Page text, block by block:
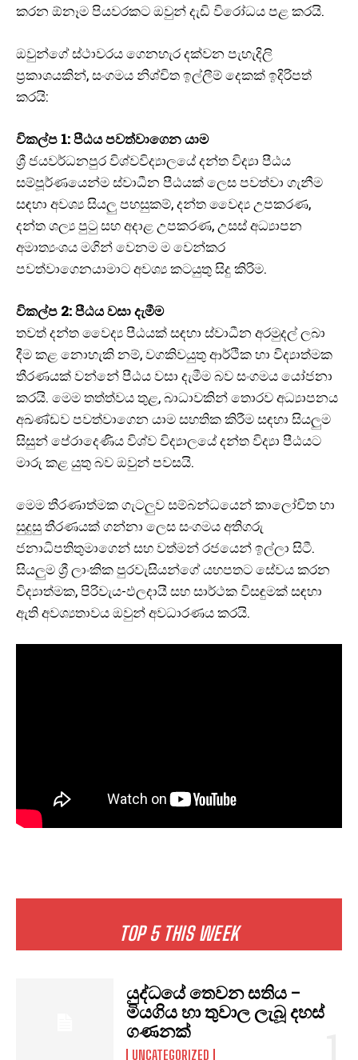
I've read and accept thePrivacy Policy.
TOP 5 THIS WEEK
යුද්ධයේ තෙවන සතිය –
මියගිය හා තුවාල ලැබූ දහස්
ගණනක්
UNCATEGORIZED
කරන ඕනෑම පියවරකට ඔවුන් දැඩි විරෝධය පළ කරයි.
ඔවුන්ගේ ස්ථාවරය ගෙනහැර දක්වන පැහැදිලි
ප්‍රකාශයකින්, සංගමය නිශ්චිත ඉල්ලීම් දෙකක් ඉදිරිපත්
කරයි:
විකල්ප 1: පීඨය පවත්වාගෙන යාම
ශ්‍රී ජයවර්ධනපුර විශ්වවිද්‍යාලයේ දන්ත විද්‍යා පීඨය
සම්පූර්ණයෙන්ම ස්වාධීන පීඨයක් ලෙස පවත්වා ගැනීම
සඳහා අවශ්‍ය සියලු පහසුකම්, දන්ත වෛද්‍ය උපකරණ,
දන්ත ශල්‍ය පුටු සහ අදාළ උපකරණ, උසස් අධ්‍යාපන
අමාත්‍යංශය මගින් වෙනම ම වෙන්කර
පවත්වාගෙනයාමාට අවශ්‍ය කටයුතු සිදු කිරිම.
විකල්ප 2: පීඨය වසා දැමීම
තවත් දන්ත වෛද්‍ය පීඨයක් සඳහා ස්වාධීන අරමුදල් ලබා
දීම කළ නොහැකි නම්, වගකිවයුතු ආර්ථික හා විද්‍යාත්මක
තීරණයක් වන්නේ පීඨය වසා දැමීම බව සංගමය යෝජනා
කරයි. මෙම තත්ත්වය තුළ, බාධාවකින් තොරව අධ්‍යාපනය
අඛණ්ඩව පවත්වාගෙන යාම සහතික කිරීම සඳහා සියලුම
සිසුන් පේරාදෙණිය විශ්ව විද්‍යාලයේ දන්ත විද්‍යා පීඨයට
මාරු කළ යුතු බව ඔවුන් පවසයි.
මෙම තීරණාත්මක ගැටලුව සම්බන්ධයෙන් කාලෝචිත හා
සුදුසු තීරණයක් ගන්නා ලෙස සංගමය අතිගරු
ජනාධිපතිතුමාගෙන් සහ වත්මන් රජයෙන් ඉල්ලා සිටී.
සියලුම ශ්‍රී ලාංකික පුරවැසියන්ගේ යහපතට සේවය කරන
විද්‍යාත්මක, පිරිවැය-ඵලදායී සහ සාර්ථක විසඳුමක් සඳහා
ඇති අවශ්‍යතාවය ඔවුන් අවධාරණය කරයි.